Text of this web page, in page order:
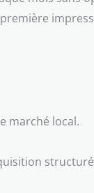
marché local.